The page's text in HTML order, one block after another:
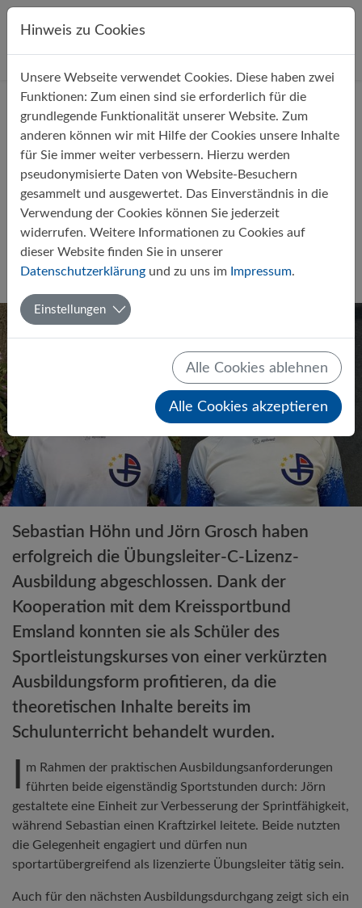
Direkt zur Hauptnavigation springen
Direkt zum Inhalt springen
StartseiteÜber uns Aktuelles
Erfolgreiche C-Lizenz-Ausbildung
für zwei Schüler des
Sportleistungskurses
23.05.2025
Sebastian Höhn und Jörn Grosch haben
erfolgreich die Übungsleiter-C-Lizenz-
Ausbildung abgeschlossen. Dank der
Kooperation mit dem Kreissportbund
Emsland konnten sie als Schüler des
Sportleistungskurses von einer verkürzten
Ausbildungsform profitieren, da die
theoretischen Inhalte bereits im
Schulunterricht behandelt wurden.
m Rahmen der praktischen Ausbildungsanforderungen
führten beide eigenständig Sportstunden durch: Jörn
gestaltete eine Einheit zur Verbesserung der Sprintfähigkeit,
während Sebastian einen Kraftzirkel leitete. Beide nutzten
die Gelegenheit engagiert und dürfen nun
sportartübergreifend als lizenzierte Übungsleiter tätig sein.
Auch für den nächsten Ausbildungsdurchgang zeigt sich ein
Hinweis zu Cookies
Unsere Webseite verwendet Cookies. Diese haben zwei
Funktionen: Zum einen sind sie erforderlich für die
grundlegende Funktionalität unserer Website. Zum
anderen können wir mit Hilfe der Cookies unsere Inhalte
für Sie immer weiter verbessern. Hierzu werden
pseudonymisierte Daten von Website-Besuchern
gesammelt und ausgewertet. Das Einverständnis in die
Verwendung der Cookies können Sie jederzeit
widerrufen. Weitere Informationen zu Cookies auf
dieser Website finden Sie in unserer
Datenschutzerklärung und zu uns im Impressum.
Einstellungen
Alle Cookies ablehnen
Alle Cookies akzeptieren